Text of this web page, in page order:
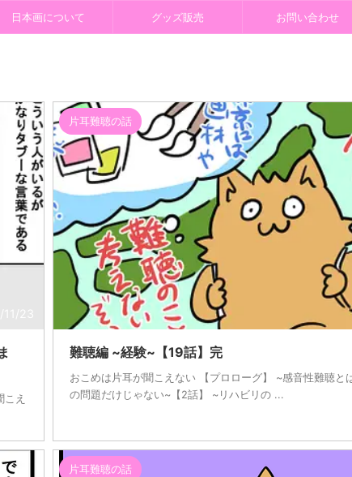
日本画について グッズ販売 お問い合わせ
11/23
え
片耳難聴の話
難聴編 ~経験~【19話】完
おこめは片耳が聞こえない 【プロローグ】 ~感音性難聴と
の問題だけじゃない~【2話】 ~リハビリの ...
片耳難聴の話